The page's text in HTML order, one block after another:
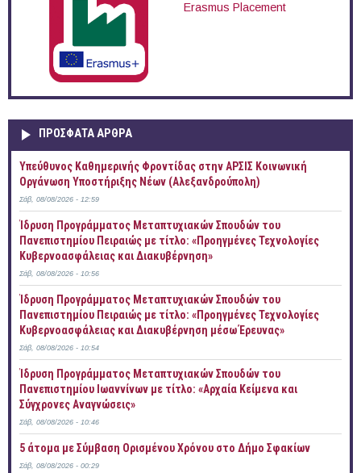
Erasmus Placement
ΠΡOΣΦΑΤΑ AΡΘΡΑ
Yπεύθυνος Καθημερινής Φροντίδας στην ΑΡΣΙΣ Κοινωνική
Οργάνωση Υποστήριξης Νέων (Αλεξανδρούπολη)
Σάβ, 08/08/2026 - 12:59
Ίδρυση Προγράμματος Μεταπτυχιακών Σπουδών του
Πανεπιστημίου Πειραιώς με τίτλο: «Προηγμένες Τεχνολογίες
Κυβερνοασφάλειας και Διακυβέρνηση»
Σάβ, 08/08/2026 - 10:56
Ίδρυση Προγράμματος Μεταπτυχιακών Σπουδών του
Πανεπιστημίου Πειραιώς με τίτλο: «Προηγμένες Τεχνολογίες
Κυβερνοασφάλειας και Διακυβέρνηση μέσω Έρευνας»
Σάβ, 08/08/2026 - 10:54
Ίδρυση Προγράμματος Μεταπτυχιακών Σπουδών του
Πανεπιστημίου Ιωαννίνων με τίτλο: «Αρχαία Κείμενα και
Σύγχρονες Αναγνώσεις»
Σάβ, 08/08/2026 - 10:46
5 άτομα με Σύμβαση Ορισμένου Χρόνου στο Δήμο Σφακίων
Σάβ, 08/08/2026 - 00:29